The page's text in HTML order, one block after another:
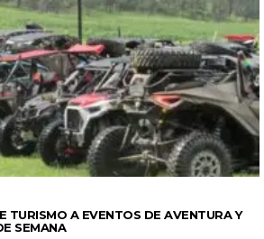
TURISMO A EVENTOS DE AVENTURA Y
SEMANA